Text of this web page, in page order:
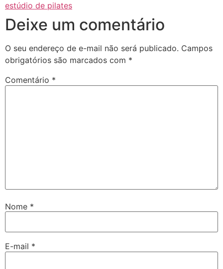
estúdio de pilates
Deixe um comentário
O seu endereço de e-mail não será publicado. Campos
obrigatórios são marcados com *
Comentário *
Nome *
E-mail *